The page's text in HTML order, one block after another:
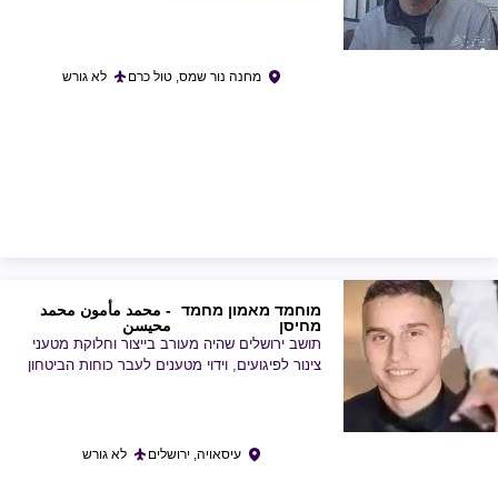
מחנה נור שמס, טול כרם לא גורש
מוחמד מאמון מחמד
מחיסן
- محمد مأمون محمد
محيسن
תושב ירושלים שהיה מעורב בייצור וחלוקת מטעני
צינור לפיגועים, וידוי מטענים לעבר כוחות הביטחון
עיסאויה, ירושלים לא גורש